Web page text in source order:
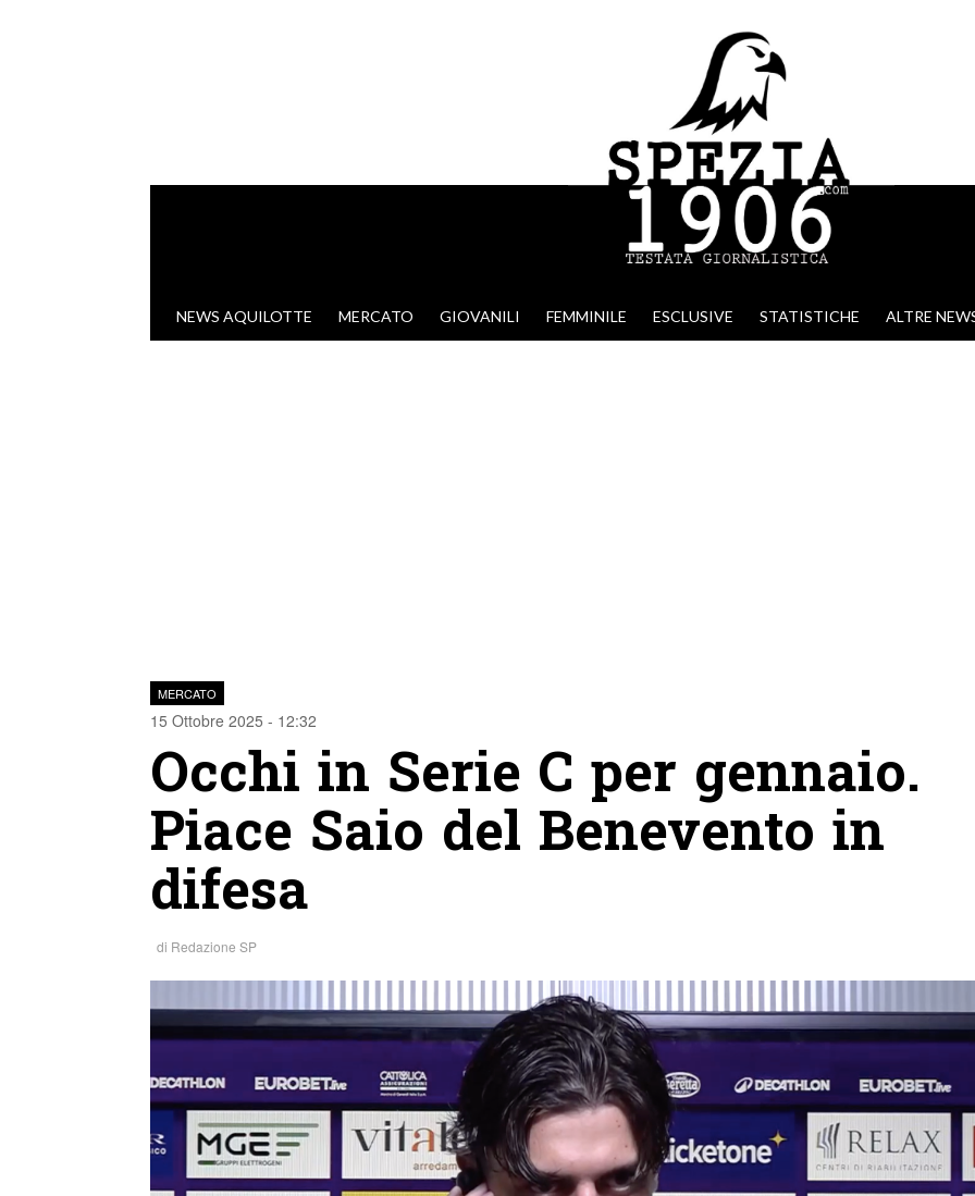
VAI AL CONTENUTO
NEWS AQUILOTTE MERCATO GIOVANILI FEMMINILE ESCLUSIVE STATISTICHE ALTRE
MERCATO
15 Ottobre 2025 - 12:32
Occhi in Serie C per gennaio.
Piace Saio del Benevento in
difesa
di Redazione SP